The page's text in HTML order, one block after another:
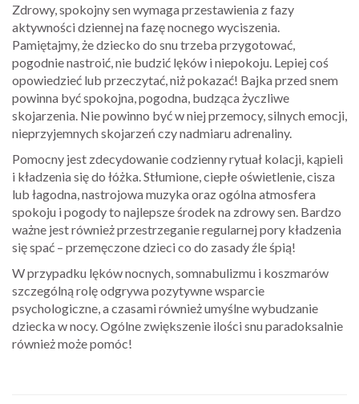
Zdrowy, spokojny sen wymaga przestawienia z fazy
aktywności dziennej na fazę nocnego wyciszenia.
Pamiętajmy, że dziecko do snu trzeba przygotować,
pogodnie nastroić, nie budzić lęków i niepokoju. Lepiej coś
opowiedzieć lub przeczytać, niż pokazać! Bajka przed snem
powinna być spokojna, pogodna, budząca życzliwe
skojarzenia. Nie powinno być w niej przemocy, silnych emocji,
nieprzyjemnych skojarzeń czy nadmiaru adrenaliny.
Pomocny jest zdecydowanie codzienny rytuał kolacji, kąpieli
i kładzenia się do łóżka. Stłumione, ciepłe oświetlenie, cisza
lub łagodna, nastrojowa muzyka oraz ogólna atmosfera
spokoju i pogody to najlepsze środek na zdrowy sen. Bardzo
ważne jest również przestrzeganie regularnej pory kładzenia
się spać – przemęczone dzieci co do zasady źle śpią!
W przypadku lęków nocnych, somnabulizmu i koszmarów
szczególną rolę odgrywa pozytywne wsparcie
psychologiczne, a czasami również umyślne wybudzanie
dziecka w nocy. Ogólne zwiększenie ilości snu paradoksalnie
również może pomóc!